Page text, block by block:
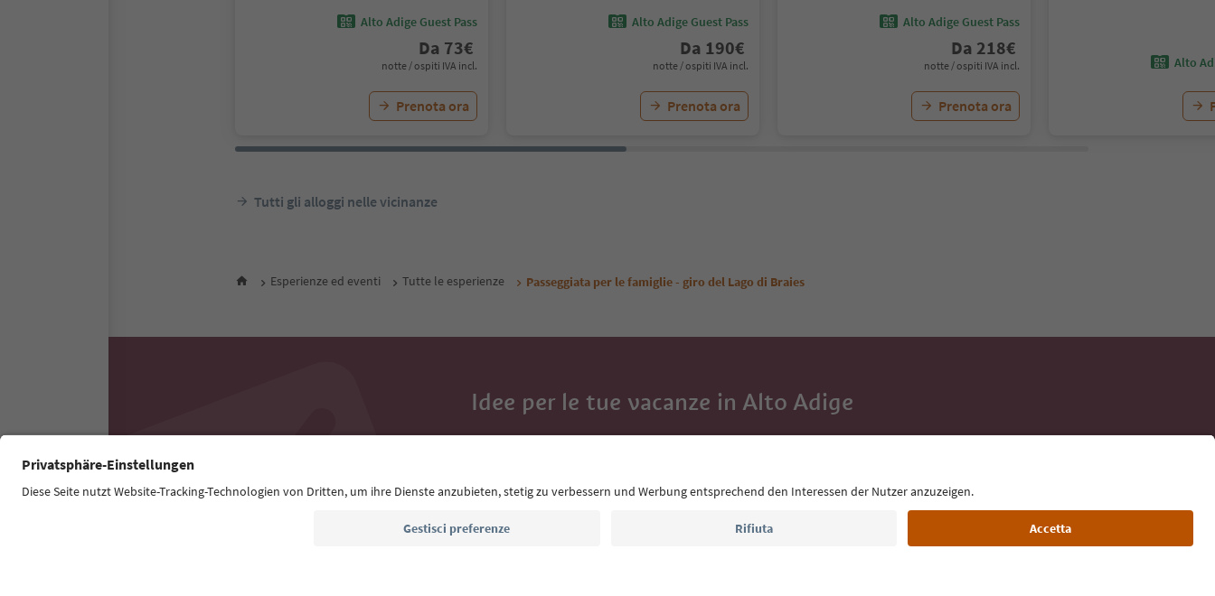
Alto Adige Guest Pass
Da 73€
notte / ospiti IVA incl.
Prenota ora
Alto Adige Guest Pass
Da 190€
notte / ospiti IVA incl.
Prenota ora
Alto Adige Guest Pass
Da 218€
notte / ospiti IVA incl.
Prenota ora
Alto
Tutti gli alloggi nelle vicinanze
Esperienze ed eventi Tutte le esperienze Passeggiata per le famiglie - giro del Lago di Braies
Idee per le tue vacanze in Alto Adige
Con la newsletter dell’Alto Adige ricevi consigli per le tue vacanze,
Indirizzo e-mail*